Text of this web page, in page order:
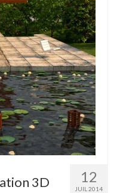
12
JUIL 2014
3D